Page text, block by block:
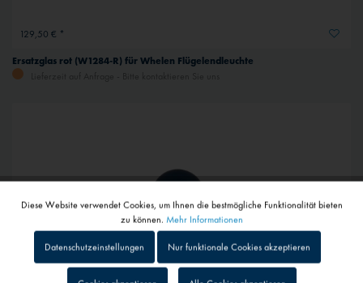
129,50 € *
Ersatzglas rot (W1284-R) für Whelen Flügelendleuchte
Tracking Inaktiv
Diese Website verwendet Cookies, um Ihnen die bestmögliche Funktionalität bieten
zu können. Mehr Informationen
Datenschutzeinstellungen Nur funktionale Cookies akzeptieren